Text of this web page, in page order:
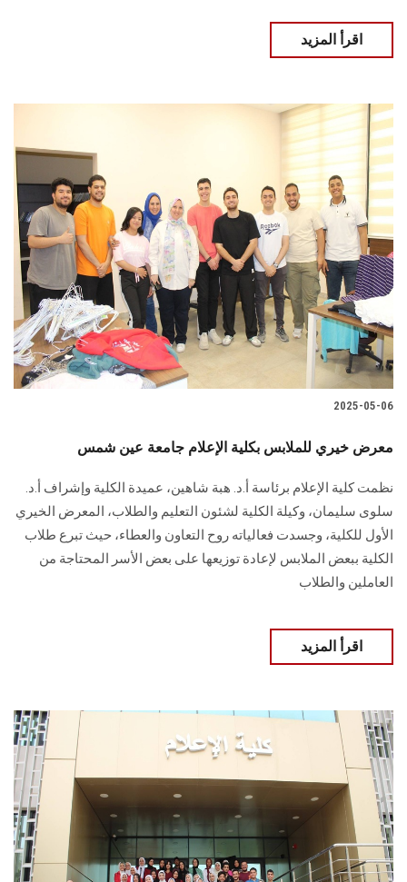
اقرأ المزيد
2025-05-06
معرض خيري للملابس بكلية الإعلام جامعة عين شمس
نظمت كلية الإعلام برئاسة أ.د. هبة شاهين، عميدة الكلية وإشراف أ.د.
سلوى سليمان، وكيلة الكلية لشئون التعليم والطلاب، المعرض الخيري
الأول للكلية، وجسدت فعالياته روح التعاون والعطاء، حيث تبرع طلاب
الكلية ببعض الملابس لإعادة توزيعها على بعض الأسر المحتاجة من
العاملين والطلاب
اقرأ المزيد